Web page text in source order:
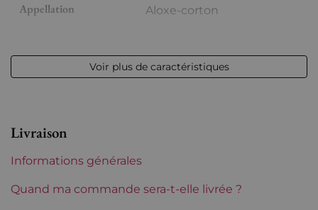
Appellation Aloxe-corton
Etiquette Légèrement tachée
Voir plus de caractéristiques
Livraison
Informations générales
Quand ma commande sera-t-elle livrée ?